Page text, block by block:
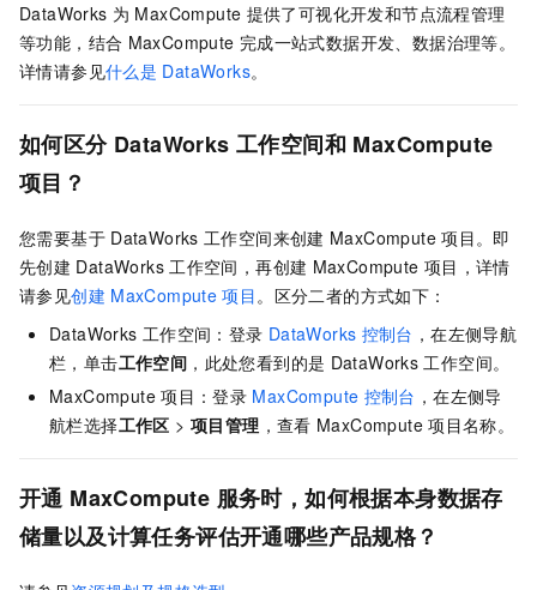
DataWorks 为 MaxCompute 提供了可视化开发和节点流程管理
等功能，结合 MaxCompute 完成一站式数据开发、数据治理等。
详情请参见什么是 DataWorks。
如何区分 DataWorks 工作空间和 MaxCompute
项目？
您需要基于 DataWorks 工作空间来创建 MaxCompute 项目。即
先创建 DataWorks 工作空间，再创建 MaxCompute 项目，详情
请参见创建 MaxCompute 项目。区分二者的方式如下：
DataWorks 工作空间：登录 DataWorks 控制台 ，在左侧导航
栏，单击工作空间 ，此处您看到的是 DataWorks 工作空间。
MaxCompute 项目：登录 MaxCompute 控制台 ，在左侧导
航栏选择工作区 >项目管理 ，查看 MaxCompute 项目名称。
开通 MaxCompute 服务时，如何根据本身数据存
储量以及计算任务评估开通哪些产品规格？